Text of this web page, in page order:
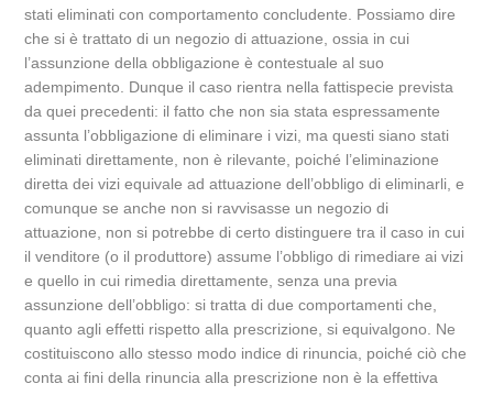
stati eliminati con comportamento concludente. Possiamo dire
che si è trattato di un negozio di attuazione, ossia in cui
l’assunzione della obbligazione è contestuale al suo
adempimento. Dunque il caso rientra nella fattispecie prevista
da quei precedenti: il fatto che non sia stata espressamente
assunta l’obbligazione di eliminare i vizi, ma questi siano stati
eliminati direttamente, non è rilevante, poiché l’eliminazione
diretta dei vizi equivale ad attuazione dell’obbligo di eliminarli, e
comunque se anche non si ravvisasse un negozio di
attuazione, non si potrebbe di certo distinguere tra il caso in cui
il venditore (o il produttore) assume l’obbligo di rimediare ai vizi
e quello in cui rimedia direttamente, senza una previa
assunzione dell’obbligo: si tratta di due comportamenti che,
quanto agli effetti rispetto alla prescrizione, si equivalgono. Ne
costituiscono allo stesso modo indice di rinuncia, poiché ciò che
conta ai fini della rinuncia alla prescrizione non è la effettiva